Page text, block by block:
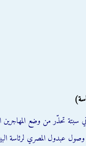
سبتة تحذّر من وضع المهاجرين
عبدول المصري لرئاسة